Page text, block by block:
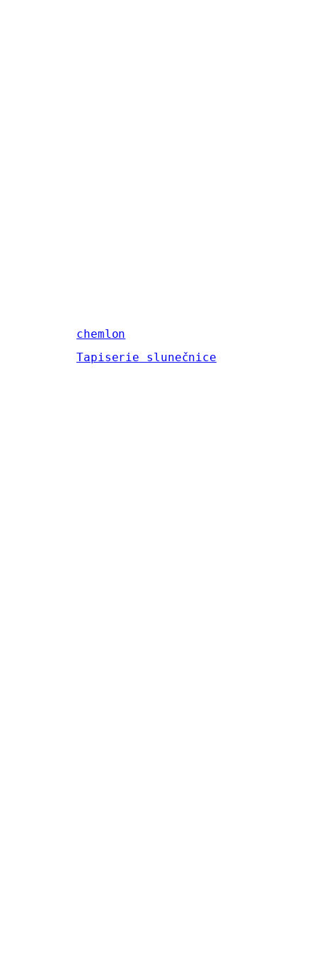
chemlon
Tapiserie slunečnice